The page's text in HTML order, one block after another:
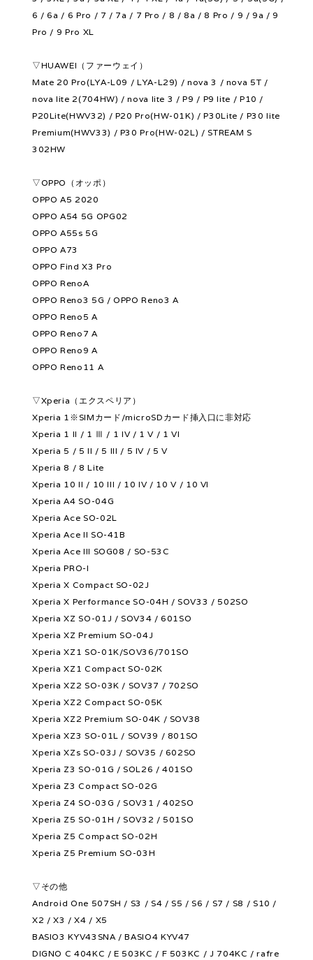
6 / 6a / 6 Pro / 7 / 7a / 7 Pro / 8 / 8a / 8 Pro / 9 / 9a / 9
Pro / 9 Pro XL
▽HUAWEI（ファーウェイ）
Mate 20 Pro(LYA-L09 / LYA-L29) / nova 3 / nova 5T /
nova lite 2(704HW) / nova lite 3 / P9 / P9 lite / P10 /
P20Lite(HWV32) / P20 Pro(HW-01K) / P30Lite / P30 lite
Premium(HWV33) / P30 Pro(HW-02L) / STREAM S
302HW
▽OPPO（オッポ）
OPPO A5 2020
OPPO A54 5G OPG02
OPPO A55s 5G
OPPO A73
OPPO Find X3 Pro
OPPO RenoA
OPPO Reno3 5G / OPPO Reno3 A
OPPO Reno5 A
OPPO Reno7 A
OPPO Reno9 A
OPPO Reno11 A
▽Xperia（エクスペリア）
Xperia 1※SIMカード/microSDカード挿入口に非対応
Xperia 1 II / 1 Ⅲ / 1 IV / 1 V / 1 VI
Xperia 5 / 5 II / 5 III / 5 IV / 5 V
Xperia 8 / 8 Lite
Xperia 10 II / 10 III / 10 IV / 10 V / 10 VI
Xperia A4 SO-04G
Xperia Ace SO-02L
Xperia Ace II SO-41B
Xperia Ace III SOG08 / SO-53C
Xperia PRO-I
Xperia X Compact SO-02J
Xperia X Performance SO-04H / SOV33 / 502SO
Xperia XZ SO-01J / SOV34 / 601SO
Xperia XZ Premium SO-04J
Xperia XZ1 SO-01K/SOV36/701SO
Xperia XZ1 Compact SO-02K
Xperia XZ2 SO-03K / SOV37 / 702SO
Xperia XZ2 Compact SO-05K
Xperia XZ2 Premium SO-04K / SOV38
Xperia XZ3 SO-01L / SOV39 / 801SO
Xperia XZs SO-03J / SOV35 / 602SO
Xperia Z3 SO-01G / SOL26 / 401SO
Xperia Z3 Compact SO-02G
Xperia Z4 SO-03G / SOV31 / 402SO
Xperia Z5 SO-01H / SOV32 / 501SO
Xperia Z5 Compact SO-02H
Xperia Z5 Premium SO-03H
▽その他
Android One 507SH / S3 / S4 / S5 / S6 / S7 / S8 / S10 /
X2 / X3 / X4 / X5
BASIO3 KYV43SNA / BASIO4 KYV47
DIGNO C 404KC / E 503KC / F 503KC / J 704KC / rafre